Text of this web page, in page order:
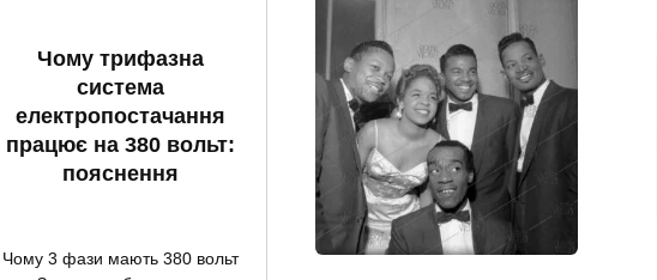
Чому трифазна
система
електропостачання
працює на 380 вольт:
пояснення
Чому 3 фази мають 380 вольт